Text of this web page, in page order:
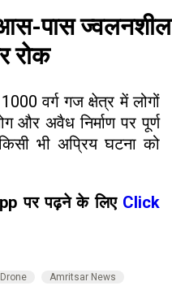
पास ज्वलनशील
रोक
वर्ग गज क्षेत्र में लोगों
और अवैध निर्माण पर पूर्ण
भी अप्रिय घटना को
पर पढ़ने के लिए Click
Drone Amritsar News